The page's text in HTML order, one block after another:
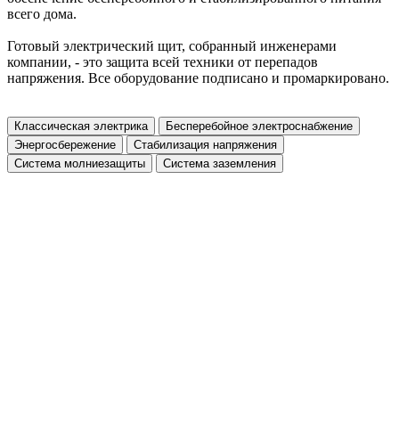
всего дома.
Готовый электрический щит, собранный инженерами
компании, - это защита всей техники от перепадов
напряжения. Все оборудование подписано и промаркировано.
Классическая электрика
Бесперебойное электроснабжение
Энергосбережение
Стабилизация напряжения
Система молниезащиты
Система заземления